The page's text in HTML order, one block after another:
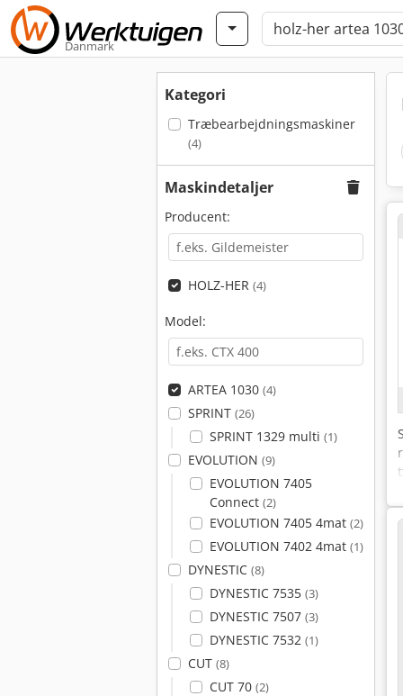
Danmark
Kategori
Træbearbejdningsmaskiner
(4)
Maskindetaljer
Producent:
HOLZ-HER (4)
Model:
ARTEA 1030 (4)
SPRINT (26)
SPRINT 1329 multi (1)
EVOLUTION (9)
EVOLUTION 7405
Connect (2)
EVOLUTION 7405 4mat (2)
EVOLUTION 7402 4mat (1)
DYNESTIC (8)
DYNESTIC 7535 (3)
DYNESTIC 7507 (3)
DYNESTIC 7532 (1)
CUT (8)
CUT 70 (2)